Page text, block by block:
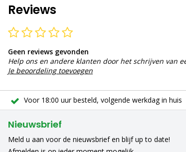
Reviews
Geen reviews gevonden
Help ons en andere klanten door het schrijven van
Je beoordeling toevoegen
Voor 18:00 uur besteld, volgende werkdag in huis
Nieuwsbrief
Meld u aan voor de nieuwsbrief en blijf up to date!